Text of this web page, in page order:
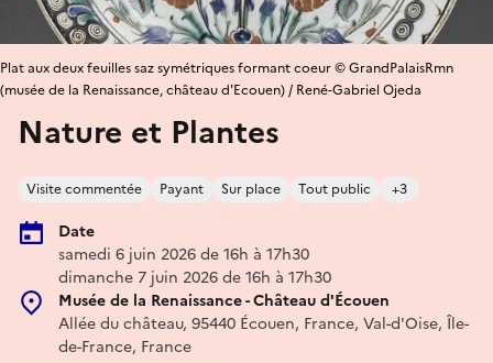
Nature et Plantes
Visite commentée Payant Sur place Tout public +3
Date
samedi 6 juin 2026 de 16h à 17h30
dimanche 7 juin 2026 de 16h à 17h30
Musée de la Renaissance - Château d'Écouen
Allée du château, 95440 Écouen, France, Val-d'Oise, Île-
de-France, France
Plat aux deux feuilles saz symétriques formant coeur © GrandPalaisRmn
(musée de la Renaissance, château d'Ecouen) / René-Gabriel Ojeda